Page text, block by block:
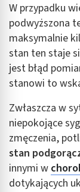
W przypadku
podwyższona
maksymalnie
stan ten staje
jest błąd
stanowi to
Zwłaszcza w
niepokojące
zmęczenia,
stan
innymi w
dotykających